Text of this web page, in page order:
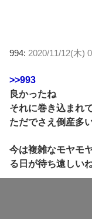
994: 2020/11/12(木)
>>993
良かったね
それに巻き込まれ
ただでさえ倒産多
今は複雑なモヤモ
る日が待ち遠しい